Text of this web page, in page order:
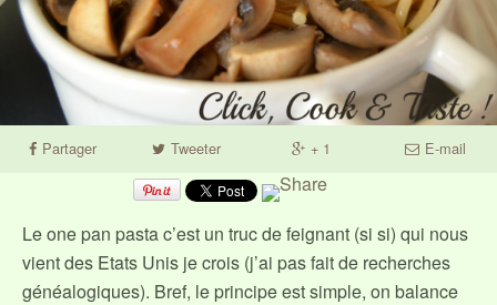
Partager Tweeter + 1 E-mail
Le one pan pasta c’est un truc de feignant (si si) qui nous
vient des Etats Unis je crois (j’ai pas fait de recherches
généalogiques). Bref, le principe est simple, on balance